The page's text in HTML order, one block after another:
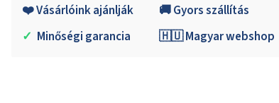
❤️ Vásárlóink ajánlják
🚚 Gyors szállítás
✓ Minőségi garancia 🇭🇺 Magyar webshop